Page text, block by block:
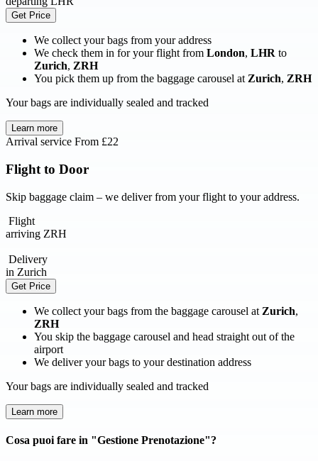
Get Price
We collect your bags from your address
We check them in for your flight from London, LHR to
Zurich, ZRH
You pick them up from the baggage carousel atZurich, ZRH
Your bags are individually sealed and tracked
Learn more
Arrival service From £22
Flight to Door
Skip baggage claim – we deliver from your flight to your address.
Flight
arriving ZRH
Delivery
in Zurich
Get Price
We collect your bags from the baggage carousel at Zurich,
ZRH
You skip the baggage carousel and head straight out of the
airport
We deliver your bags to your destination address
Your bags are individually sealed and tracked
Learn more
Cosa puoi fare in "Gestione Prenotazione"?